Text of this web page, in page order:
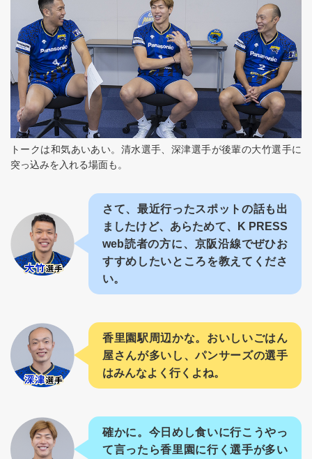
トークは和気あいあい。清水選手、深津選手が後輩の大竹選手に
突っ込みを入れる場面も。
さて、最近行ったスポットの話も出
ましたけど、あらためて、K PRESS
web読者の方に、京阪沿線でぜひお
すすめしたいところを教えてくださ
い。
香里園駅周辺かな。おいしいごはん
屋さんが多いし、パンサーズの選手
はみんなよく行くよね。
確かに。今日めし食いに行こうやっ
て言ったら香里園に行く選手が多い